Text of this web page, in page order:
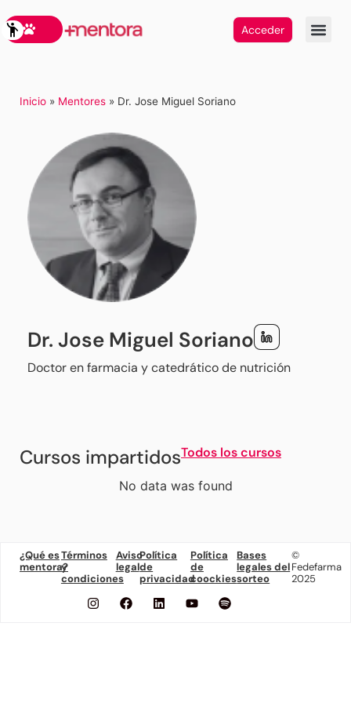
Acceder
Inicio » Mentores » Dr. Jose Miguel Soriano
Dr. Jose Miguel Soriano
Doctor en farmacia y catedrático de nutrición
Cursos impartidosTodos los cursos
No data was found
¿Qué es
mentora?
Términos
y
condiciones
Aviso
legal
Política
de
privacidad
Política
de
coockies
Bases
legales del
sorteo
©
Fedefarma
2025